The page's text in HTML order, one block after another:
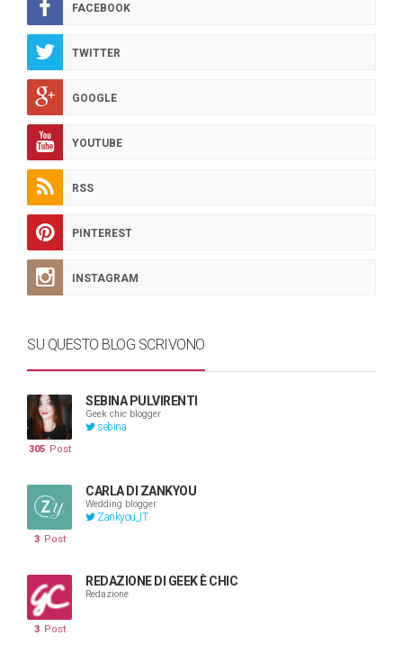
FACEBOOK
TWITTER
GOOGLE
YOUTUBE
RSS
PINTEREST
INSTAGRAM
SU QUESTO BLOG SCRIVONO
SEBINA PULVIRENTI
Geek chic blogger
sebina
305 Post
CARLA DI ZANKYOU
Wedding blogger
Zankyou_IT
3 Post
REDAZIONE DI GEEK È CHIC
Redazione
3 Post